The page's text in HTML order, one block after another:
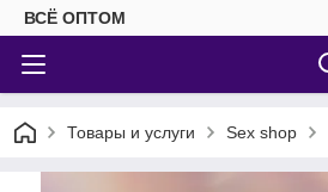
ВСЁ ОПТОМ
Товары и услуги Sex shop